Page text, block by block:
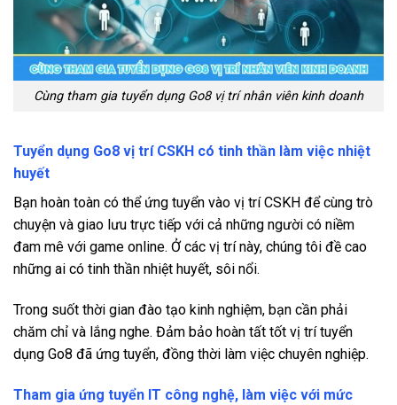
Cùng tham gia tuyển dụng Go8 vị trí nhân viên kinh doanh
Tuyển dụng Go8 vị trí CSKH có tinh thần làm việc nhiệt
huyết
Bạn hoàn toàn có thể ứng tuyển vào vị trí CSKH để cùng trò
chuyện và giao lưu trực tiếp với cả những người có niềm
đam mê với game online. Ở các vị trí này, chúng tôi đề cao
những ai có tinh thần nhiệt huyết, sôi nổi.
Trong suốt thời gian đào tạo kinh nghiệm, bạn cần phải
chăm chỉ và lắng nghe. Đảm bảo hoàn tất tốt vị trí tuyển
dụng Go8 đã ứng tuyển, đồng thời làm việc chuyên nghiệp.
Tham gia ứng tuyển IT công nghệ, làm việc với mức